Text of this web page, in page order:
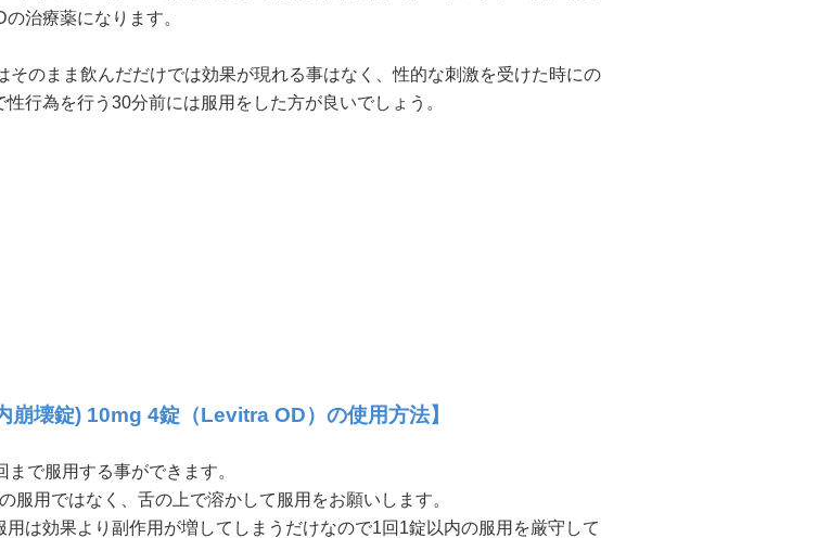
治療薬になります。
そのまま飲んだだけでは効果が現れる事はなく、性的な刺激を受けた時にの
行為を行う30分前には服用をした方が良いでしょう。
崩壊錠) 10mg 4錠（Levitra OD）の使用方法】
まで服用する事ができます。
服用ではなく、舌の上で溶かして服用をお願いします。
用は効果より副作用が増してしまうだけなので1回1錠以内の服用を厳守して